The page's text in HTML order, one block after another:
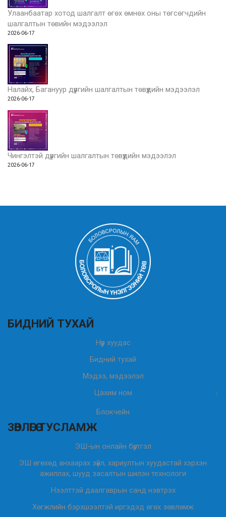
Улаанбаатар хотод шалгалт өгөх өмнөх оны төгсөгчдийн
шалгалтын төвийн мэдээлэл
2026-06-17
Налайх, Багануур дүүргийн шалгалтын төвүүдийн мэдээлэл
2026-06-17
Чингэлтэй дүүргийн шалгалтын төвүүдийн мэдээлэл
2026-06-17
БИДНИЙ ТУХАЙ
Нүүр хуудас
Бидний тухай
Мэдээ, мэдээлэл
Цахим ном
Блокчейн
ЗӨВЛӨГӨӨ ТУСЛАМЖ
ЭШ-ын онлайн бүртгэл
ЭШ өгөхөд анхаарах зүйл, хариултын хуудастай хэрхэн
ажиллах, шууд засалтын шилэн технологи
Нээлттэй даалгаврын санд нэвтрэх
Хөгжлийн бэрхшээлтэй иргэдэд өгөх зөвлөмж